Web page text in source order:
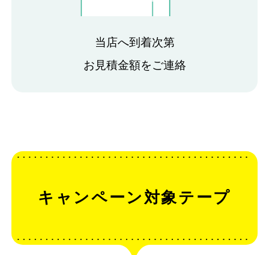
当店へ到着次第
お見積金額をご連絡
キャンペーン対象テープ